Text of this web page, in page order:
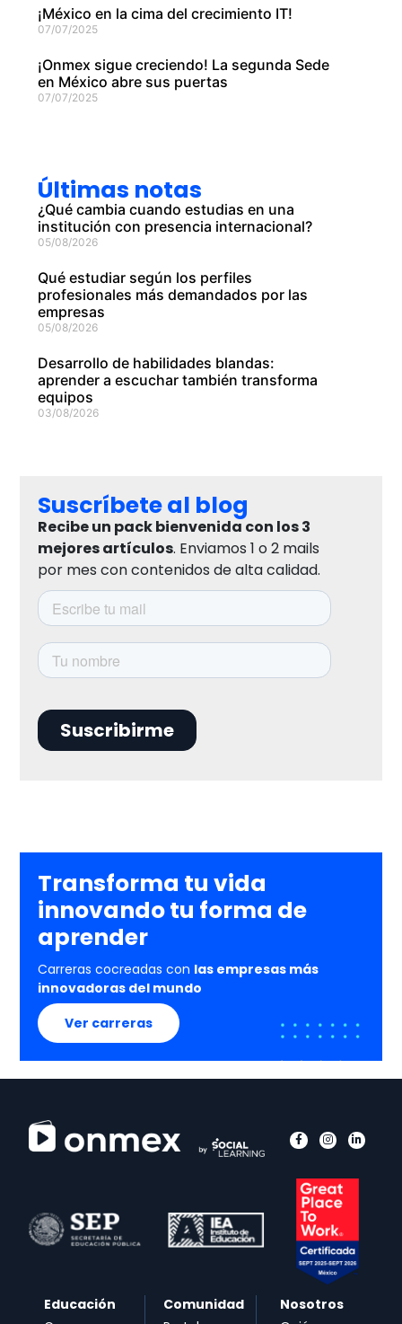
¡México en la cima del crecimiento IT!
07/07/2025
¡Onmex sigue creciendo! La segunda Sede
en México abre sus puertas
07/07/2025
Últimas notas
¿Qué cambia cuando estudias en una
institución con presencia internacional?
05/08/2026
Qué estudiar según los perfiles
profesionales más demandados por las
empresas
05/08/2026
Desarrollo de habilidades blandas:
aprender a escuchar también transforma
equipos
03/08/2026
Suscríbete al blog
Recibe un pack bienvenida con los 3
mejores artículos. Enviamos 1 o 2 mails
por mes con contenidos de alta calidad.
Transforma tu vida
innovando tu forma de
aprender
Carreras cocreadas con las empresas más
innovadoras del mundo
Ver carreras
Educación
Comunidad
Nosotros